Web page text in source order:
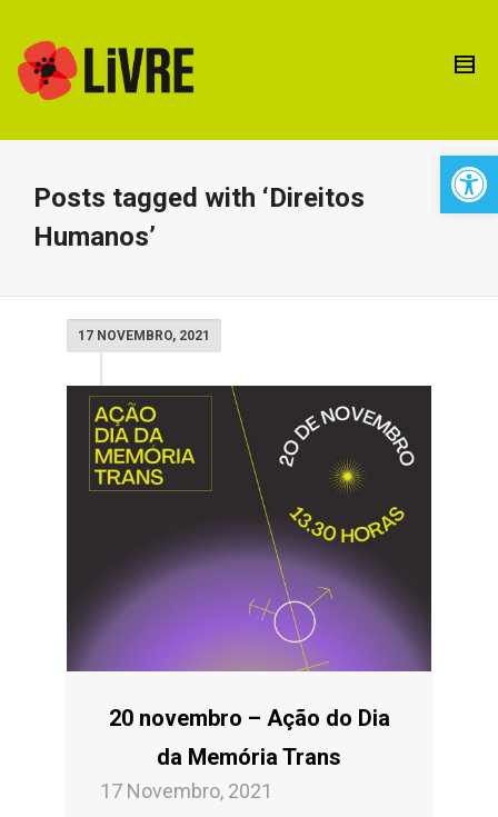
Posts tagged with ‘Direitos
Humanos’
17 NOVEMBRO, 2021
20 novembro – Ação do Dia
da Memória Trans
17 Novembro, 2021